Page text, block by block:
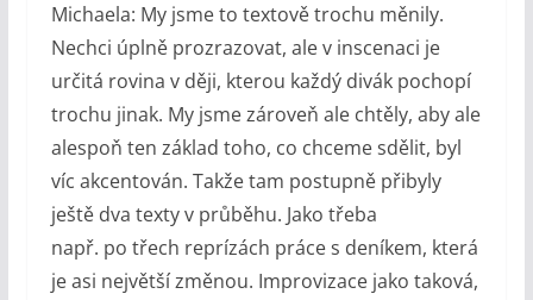
Michaela: My jsme to textově trochu měnily.
Nechci úplně prozrazovat, ale v inscenaci je
určitá rovina v ději, kterou každý divák pochopí
trochu jinak. My jsme zároveň ale chtěly, aby ale
alespoň ten základ toho, co chceme sdělit, byl
víc akcentován. Takže tam postupně přibyly
ještě dva texty v průběhu. Jako třeba
např. po třech reprízách práce s deníkem, která
je asi největší změnou. Improvizace jako taková,